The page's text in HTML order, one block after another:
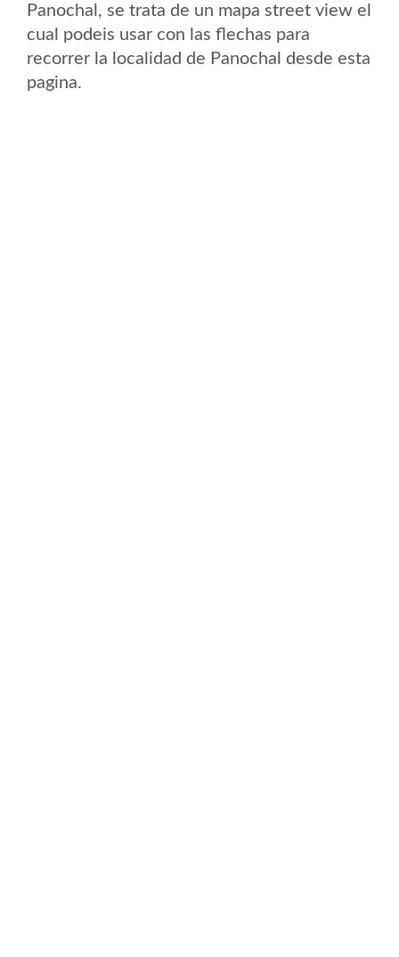
Panochal, se trata de un mapa street view el
cual podeis usar con las flechas para
recorrer la localidad de Panochal desde esta
pagina.